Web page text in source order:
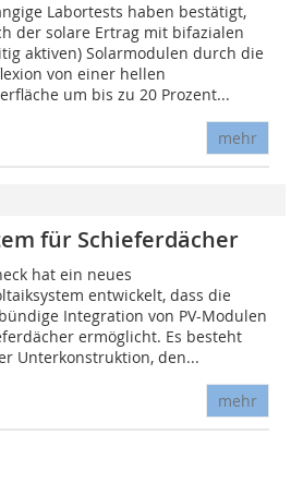
Labortests haben bestätigt,
der solare Ertrag mit bifazialen
aktiven) Solarmodulen durch die
von einer hellen
um bis zu 20 Prozent...
mehr
für Schieferdächer
hat ein neues
entwickelt, dass die
Integration von PV-Modulen
ermöglicht. Es besteht
Unterkonstruktion, den...
mehr